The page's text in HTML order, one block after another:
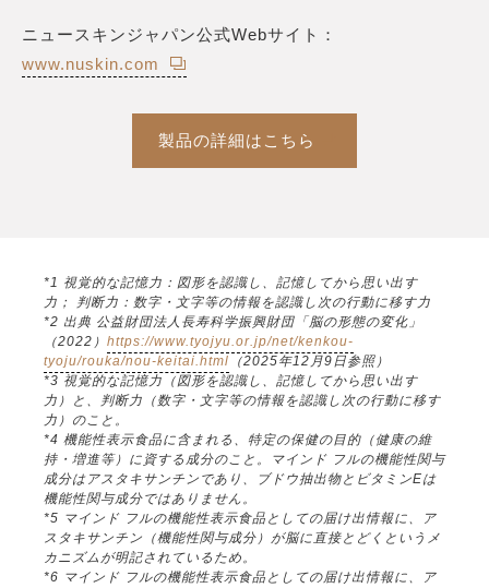
ニュースキンジャパン公式Webサイト：
www.nuskin.com
製品の詳細はこちら
*1 視覚的な記憶力：図形を認識し、記憶してから思い出す
力； 判断力：数字・文字等の情報を認識し次の行動に移す力
*2 出典 公益財団法人長寿科学振興財団「脳の形態の変化」
（2022） https://www.tyojyu.or.jp/net/kenkou-
tyoju/rouka/nou-keitai.html （2025年12月9日参照）
*3 視覚的な記憶力（図形を認識し、記憶してから思い出す
力）と、判断力（数字・文字等の情報を認識し次の行動に移す
力）のこと。
*4 機能性表示食品に含まれる、特定の保健の目的（健康の維
持・増進等）に資する成分のこと。マインド フルの機能性関与
成分はアスタキサンチンであり、ブドウ抽出物とビタミンEは
機能性関与成分ではありません。
*5 マインド フルの機能性表示食品としての届け出情報に、ア
スタキサンチン（機能性関与成分）が脳に直接とどくというメ
カニズムが明記されているため。
*6 マインド フルの機能性表示食品としての届け出情報に、ア